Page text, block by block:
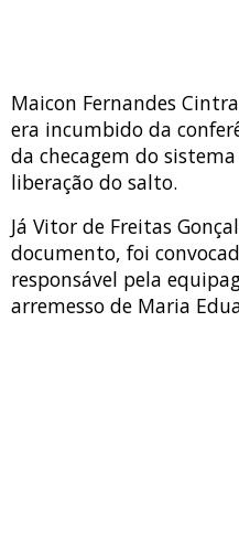
Maicon Fernandes
era incumbido da
da checagem do
liberação do salto.
Já Vitor de Freitas
documento, foi
responsável pela
arremesso de Maria